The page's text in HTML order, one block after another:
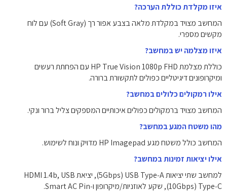
איזו מקלדת כוללת הערכה?
המחשב מצויד במקלדת מלאה בצבע אפור רך (Soft Gray) עם לוח
מקשים מספרי.
איזו מצלמה יש במחשב?
כוללת מצלמת HP True Vision 1080p FHD עם הפחתת רעשים
ומיקרופונים דיגיטליים כפולים לתקשורת ברורה.
אילו רמקולים כלולים במחשב?
המחשב מצויד ברמקולים כפולים איכותיים המספקים צליל ברור ונקי.
מהו משטח המגע במחשב?
המחשב כולל משטח מגע HP Imagepad‎ מדויק ונוח לשימוש.
אילו יציאות זמינות במחשב?
למחשב שתי יציאות USB Type‑A ‏(5Gbps)‎, יציאת HDMI 1.4b, USB
Type‑C ‏(10Gbps)‎, שקע לאוזניות/מיקרופון ו‑Smart AC Pin.